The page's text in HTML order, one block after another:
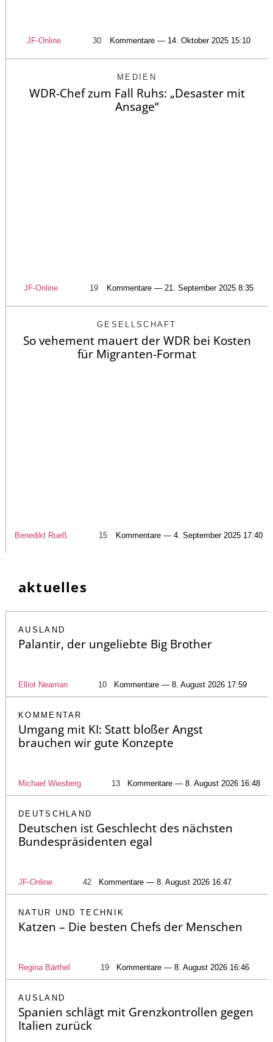
JF-Online 30 Kommentare — 14. Oktober 2025 15:10
MEDIEN
WDR-Chef zum Fall Ruhs: „Desaster mit
Ansage“
JF-Online 19 Kommentare — 21. September 2025 8:35
GESELLSCHAFT
So vehement mauert der WDR bei Kosten
für Migranten-Format
Benedikt Rueß 15 Kommentare — 4. September 2025 17:40
aktuelles
AUSLAND
Palantir, der ungeliebte Big Brother
Elliot Neaman 10 Kommentare — 8. August 2026 17:59
KOMMENTAR
Umgang mit KI: Statt bloßer Angst
brauchen wir gute Konzepte
Michael Wiesberg 13 Kommentare — 8. August 2026 16:48
DEUTSCHLAND
Deutschen ist Geschlecht des nächsten
Bundespräsidenten egal
JF-Online 42 Kommentare — 8. August 2026 16:47
NATUR UND TECHNIK
Katzen – Die besten Chefs der Menschen
Regina Bärthel 19 Kommentare — 8. August 2026 16:46
AUSLAND
Spanien schlägt mit Grenzkontrollen gegen
Italien zurück